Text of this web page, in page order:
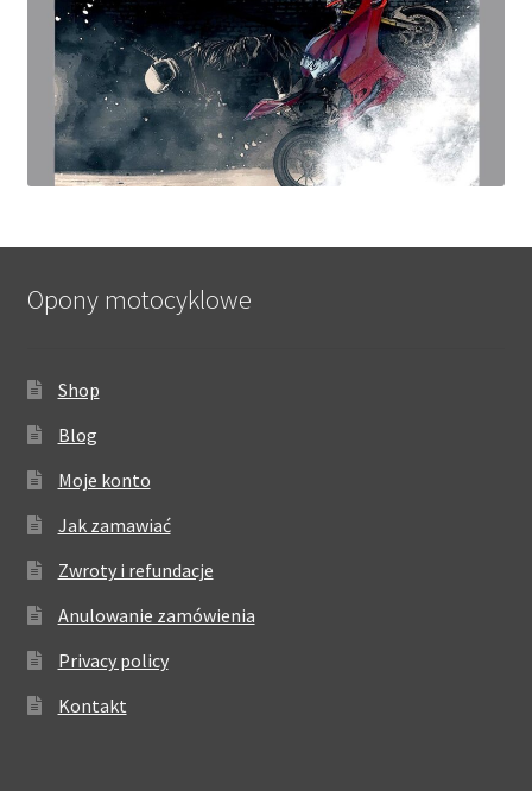
Opony motocyklowe
Shop
Blog
Moje konto
Jak zamawiać
Zwroty i refundacje
Anulowanie zamówienia
Privacy policy
Kontakt